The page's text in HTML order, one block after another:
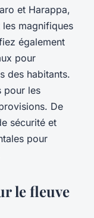
et Harappa,
les magnifiques
également
pour
des habitants.
pour les
De
sécurité et
pour
le fleuve